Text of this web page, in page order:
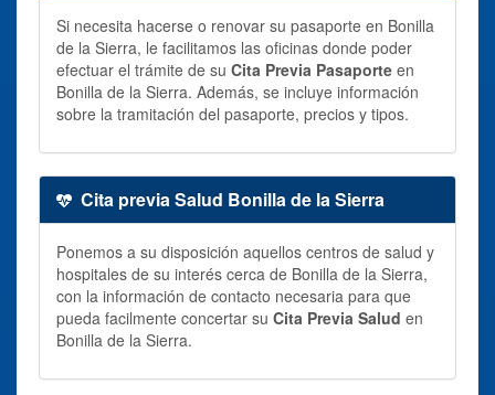
Si necesita hacerse o renovar su pasaporte en Bonilla
de la Sierra, le facilitamos las oficinas donde poder
efectuar el trámite de su Cita Previa Pasaporte en
Bonilla de la Sierra. Además, se incluye información
sobre la tramitación del pasaporte, precios y tipos.
Cita previa Salud Bonilla de la Sierra
Ponemos a su disposición aquellos centros de salud y
hospitales de su interés cerca de Bonilla de la Sierra,
con la información de contacto necesaria para que
pueda facilmente concertar su Cita Previa Salud en
Bonilla de la Sierra.